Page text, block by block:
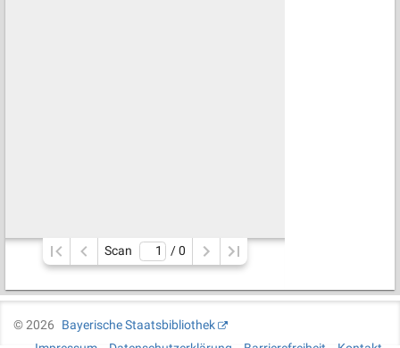
Scan / 0
©2026
Bayerische Staatsbibliothek